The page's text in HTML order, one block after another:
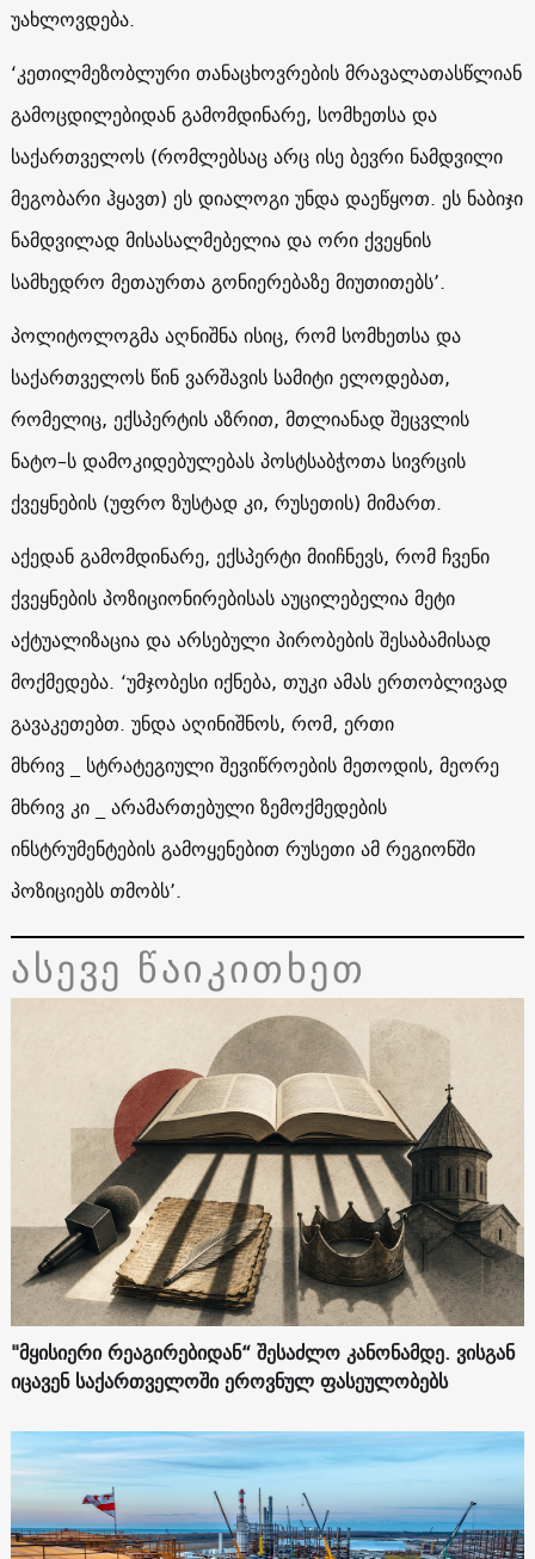
უახლოვდება.
‘კეთილმეზობლური თანაცხოვრების მრავალათასწლიან
გამოცდილებიდან გამომდინარე, სომხეთსა და
საქართველოს (რომლებსაც არც ისე ბევრი ნამდვილი
მეგობარი ჰყავთ) ეს დიალოგი უნდა დაეწყოთ. ეს ნაბიჯი
ნამდვილად მისასალმებელია და ორი ქვეყნის
სამხედრო მეთაურთა გონიერებაზე მიუთითებს’.
პოლიტოლოგმა აღნიშნა ისიც, რომ სომხეთსა და
საქართველოს წინ ვარშავის სამიტი ელოდებათ,
რომელიც, ექსპერტის აზრით, მთლიანად შეცვლის
ნატო–ს დამოკიდებულებას პოსტსაბჭოთა სივრცის
ქვეყნების (უფრო ზუსტად კი, რუსეთის) მიმართ.
აქედან გამომდინარე, ექსპერტი მიიჩნევს, რომ ჩვენი
ქვეყნების პოზიციონირებისას აუცილებელია მეტი
აქტუალიზაცია და არსებული პირობების შესაბამისად
მოქმედება. ‘უმჯობესი იქნება, თუკი ამას ერთობლივად
გავაკეთებთ. უნდა აღინიშნოს, რომ, ერთი
მხრივ _ სტრატეგიული შევიწროების მეთოდის, მეორე
მხრივ კი _ არამართებული ზემოქმედების
ინსტრუმენტების გამოყენებით რუსეთი ამ რეგიონში
პოზიციებს თმობს’.
ასევე წაიკითხეთ
"მყისიერი რეაგირებიდან“ შესაძლო კანონამდე. ვისგან
იცავენ საქართველოში ეროვნულ ფასეულობებს